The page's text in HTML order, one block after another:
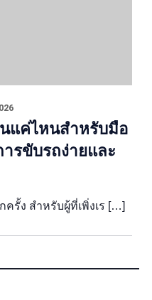
นแค่ไหนสำหรับมือ
รขับรถง่ายและ
รั้ง สำหรับผู้ที่เพิ่งเร […]